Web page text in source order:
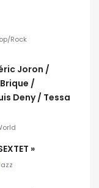
Rock
Joron /
/
Deny / Tessa
»